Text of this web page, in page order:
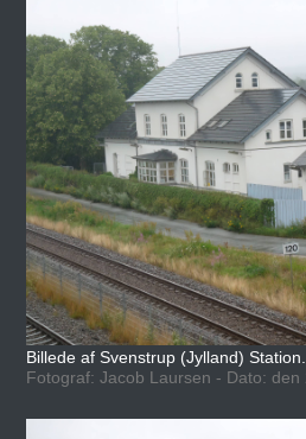
Billede af Svenstrup (Jylland) Station.
Fotograf: Jacob Laursen - Dato: den